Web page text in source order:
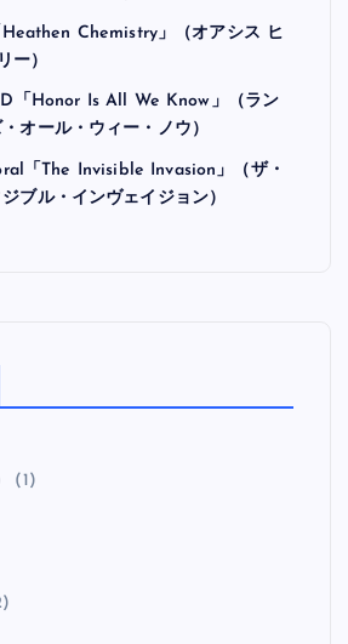
Chemistry」（オアシス ヒ
ー）
「Honor Is All We Know」（ラン
オール・ウィー・ノウ）
「The Invisible Invasion」（ザ・
ブル・インヴェイジョン）
(1)